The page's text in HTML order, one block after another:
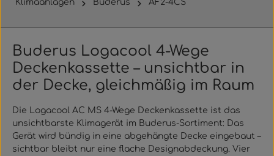
Klimaanlagen Buderus AF2-4CS
Buderus Logacool 4-Wege
Deckenkassette – unsichtbar in
der Decke, gleichmäßig im Raum
Die Logacool AC MS 4-Wege Deckenkassette ist das
unsichtbarste Klimagerät im Buderus-Sortiment: Das
Gerät wird bündig in eine abgehängte Decke eingebaut –
sichtbar bleibt nur eine flache Designabdeckung. Vier